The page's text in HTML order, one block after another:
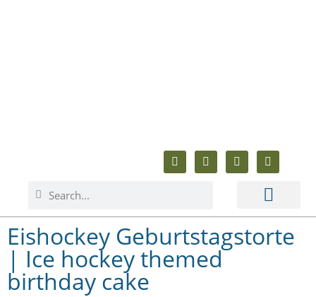
Eishockey Geburtstagstorte
| Ice hockey themed
birthday cake